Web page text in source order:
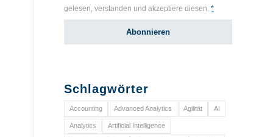
gelesen, verstanden und akzeptiere diesen.*
Schlagwörter
Accounting Advanced Analytics Agilität AI
Analytics Artificial Intelligence